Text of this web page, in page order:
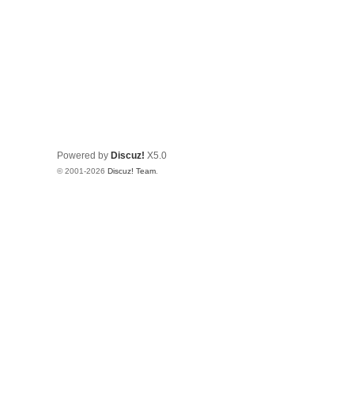
Powered by Discuz! X5.0
© 2001-2026 Discuz! Team